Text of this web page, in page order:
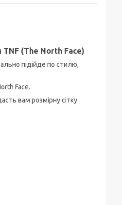
(The North Face)
підійде по стилю,
Face.
вам розмірну сітку